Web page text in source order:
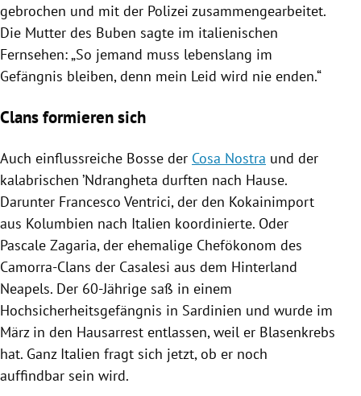
gebrochen und mit der Polizei zusammengearbeitet.
Die Mutter des Buben sagte im italienischen
Fernsehen: „So jemand muss lebenslang im
Gefängnis bleiben, denn mein Leid wird nie enden.“
Clans formieren sich
Auch einflussreiche Bosse der Cosa Nostra und der
kalabrischen ’Ndrangheta durften nach Hause.
Darunter Francesco Ventrici, der den Kokainimport
aus Kolumbien nach Italien koordinierte. Oder
Pascale Zagaria, der ehemalige Chefökonom des
Camorra-Clans der Casalesi aus dem Hinterland
Neapels. Der 60-Jährige saß in einem
Hochsicherheitsgefängnis in Sardinien und wurde im
März in den Hausarrest entlassen, weil er Blasenkrebs
hat. Ganz Italien fragt sich jetzt, ob er noch
auffindbar sein wird.